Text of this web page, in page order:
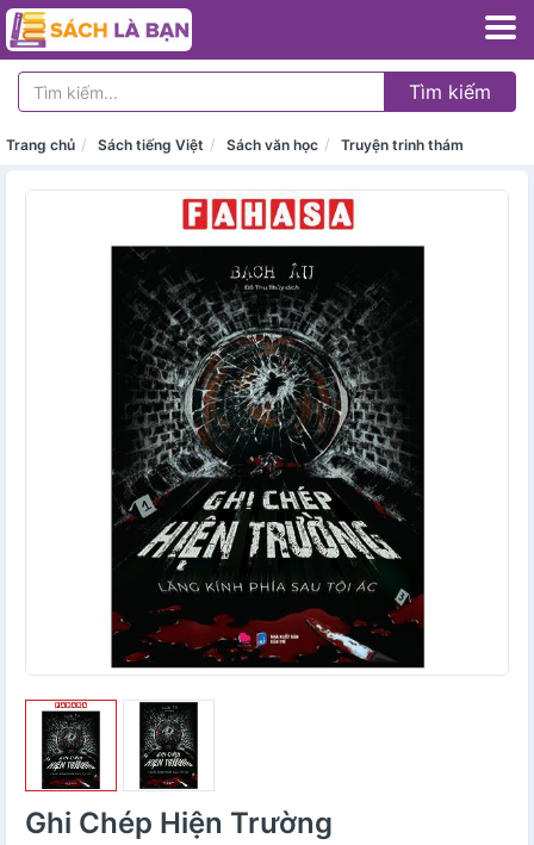
Tìm kiếm
Trang chủ Sách tiếng Việt Sách văn học Truyện trinh thám
Ghi Chép Hiện Trường